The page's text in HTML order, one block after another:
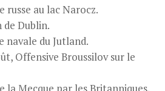
russe au lac Narocz.
Dublin.
navale du Jutland.
Offensive Broussilov sur le